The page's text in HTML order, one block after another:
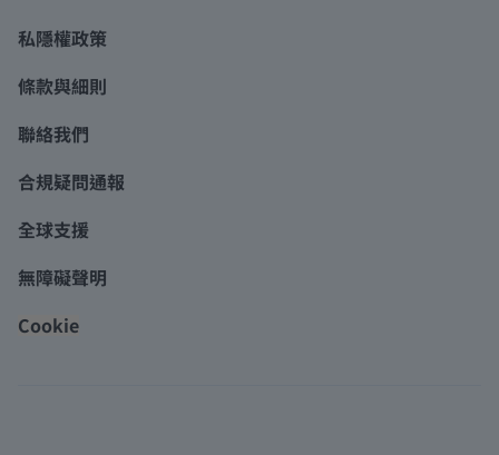
私隱權政策
條款與細則
聯絡我們
合規疑問通報
全球支援
無障礙聲明
Cookie